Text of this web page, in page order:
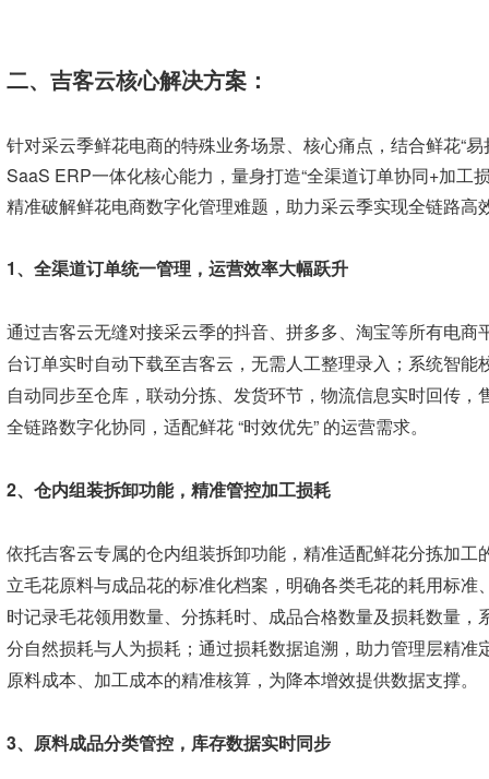
二、吉客云核心解决方案：
针对采云季鲜花电商的特殊业务场景、核心痛点，结合鲜花“
SaaS ERP一体化核心能力，量身打造“全渠道订单协同+加工
精准破解鲜花电商数字化管理难题，助力采云季实现全链路高
1、 全渠道订单统一管理，运营效率大幅跃升
通过吉客云无缝对接采云季的抖音、拼多多、淘宝等所有电商
台订单实时自动下载至吉客云，无需人工整理录入；系统智
自动同步至仓库，联动分拣、发货环节，物流信息实时回传
全链路数字化协同，适配鲜花 “时效优先” 的运营需求。
2、仓内组装拆卸功能，精准管控加工损耗
依托吉客云专属的仓内组装拆卸功能，精准适配鲜花分拣加
立毛花原料与成品花的标准化档案，明确各类毛花的耗用标
时记录毛花领用数量、分拣耗时、成品合格数量及损耗数量
分自然损耗与人为损耗；通过损耗数据追溯，助力管理层精
原料成本、加工成本的精准核算，为降本增效提供数据支撑。
3、原料成品分类管控，库存数据实时同步